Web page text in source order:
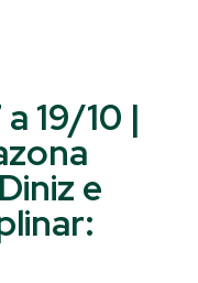
19/10 |
e